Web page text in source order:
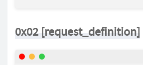
0x02 [request_definition]